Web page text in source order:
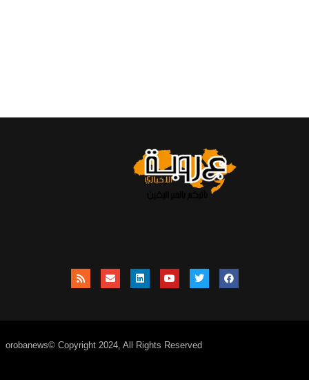
orobanews© Copyright 2024, All Rights Reserved